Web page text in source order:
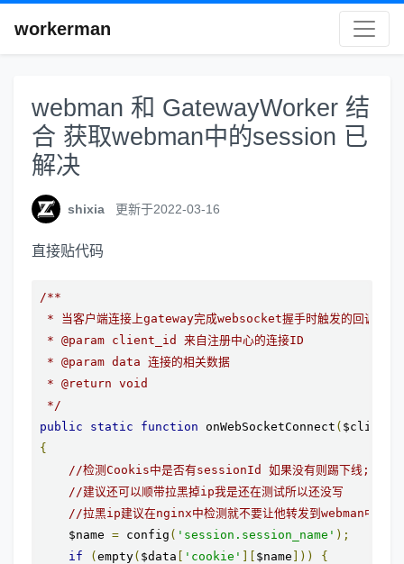
workerman
webman 和 GatewayWorker 结
合 获取webman中的session 已
解决
shixia 更新于2022-03-16
直接贴代码
/**
* 当客户端连接上gateway完成websocket握手时触发的回调函数
* @param client_id 来自注册中心的连接ID
* @param data 连接的相关数据
* @return void
*/
public
static function onWebSocketConnect (
{
//检测Cookis中是否有sessionId 如果没有则踢下线;
//建议还可以顺带拉黑掉ip我是还在测试所以还没写
//拉黑ip建议在nginx中检测就不要让他转发到webman中了
    $name
= config ( 'session.session_name' );
if
( empty( $data 'cookie' $name ]))
{